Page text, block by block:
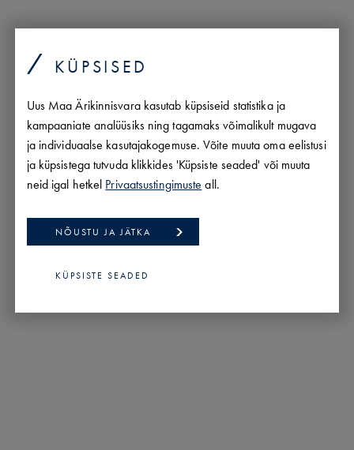
KÜPSISED
Uus Maa Ärikinnisvara kasutab küpsiseid statistika ja
kampaaniate analüüsiks ning tagamaks võimalikult mugava
ja individuaalse kasutajakogemuse. Võite muuta oma eelistusi
ja küpsistega tutvuda klikkides 'Küpsiste seaded' või muuta
neid igal hetkel Privaatsustingimuste all.
NÕUSTU JA JÄTKA
KÜPSISTE SEADED
Fred Linnukütt
Kutseline maakler, tase 5 | Lao- ja Tootmispindade
Osakonna Juht
fred@uusmaa.ee
+372 5347 2228
est/rus
PROFIIL